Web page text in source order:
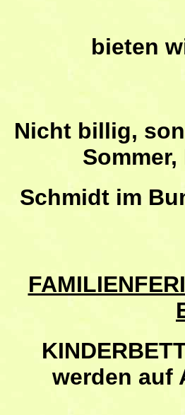
bieten
Nicht billig,
Schmidt im
werden auf